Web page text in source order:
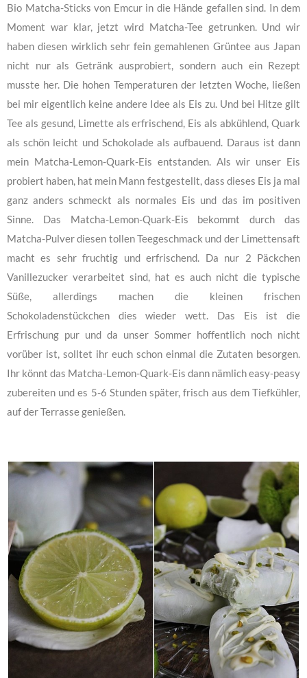
Bio Matcha-Sticks von Emcur in die Hände gefallen sind. In dem
Moment war klar, jetzt wird Matcha-Tee getrunken. Und wir
haben diesen wirklich sehr fein gemahlenen Grüntee aus Japan
nicht nur als Getränk ausprobiert, sondern auch ein Rezept
musste her. Die hohen Temperaturen der letzten Woche, ließen
bei mir eigentlich keine andere Idee als Eis zu. Und bei Hitze gilt
Tee als gesund, Limette als erfrischend, Eis als abkühlend, Quark
als schön leicht und Schokolade als aufbauend. Daraus ist dann
mein Matcha-Lemon-Quark-Eis entstanden. Als wir unser Eis
probiert haben, hat mein Mann festgestellt, dass dieses Eis ja mal
ganz anders schmeckt als normales Eis und das im positiven
Sinne. Das Matcha-Lemon-Quark-Eis bekommt durch das
Matcha-Pulver diesen tollen Teegeschmack und der Limettensaft
macht es sehr fruchtig und erfrischend. Da nur 2 Päckchen
Vanillezucker verarbeitet sind, hat es auch nicht die typische
Süße, allerdings machen die kleinen frischen
Schokoladenstückchen dies wieder wett. Das Eis ist die
Erfrischung pur und da unser Sommer hoffentlich noch nicht
vorüber ist, solltet ihr euch schon einmal die Zutaten besorgen.
Ihr könnt das Matcha-Lemon-Quark-Eis dann nämlich easy-peasy
zubereiten und es 5-6 Stunden später, frisch aus dem Tiefkühler,
auf der Terrasse genießen.